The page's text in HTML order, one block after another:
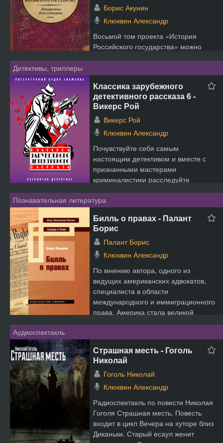
Борис Акунин
Клюквин Александр
Восьмой том проекта «История
Российского государства» можно
(1855–1894) делает кру...
Детективы, триллеры
Классика зарубежного
детективного рассказа 6 -
Викерс Рой
Викерс Рой
Клюквин Александр
Почувствуйте себя самым
настоящим детективом и вместе с
признанными мастерами
криминалистики расследуйте
преступлений, расск...
Познавательная литература
Билль о правах - Палант
Борис
Палант Борис
Клюквин Александр
По мнению автора, одного из
ведущих американских адвокатов,
специалиста в области
международного и иммиграционного
права, Америка стала великой
страно...
Аудиоспектакль
Страшная месть - Гоголь
Николай
Гоголь Николай
Клюквин Александр
Радиоспектакль по повести Николая
Гоголя Страшная месть. Повесть
входит в цикл Вечера на хуторе близ
Диканьки. Старый есаул женит